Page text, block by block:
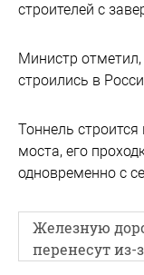
строителей с
Министр
строились в
Тоннель
моста, его
одновременно с
Железную
перенесут из-